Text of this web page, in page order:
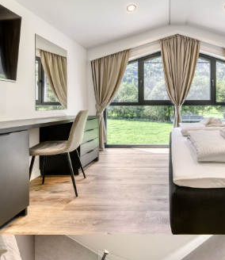
Gäste-Login
Region
Brandnertal
Bregenzerwald
Montafon
DE
EN
NL